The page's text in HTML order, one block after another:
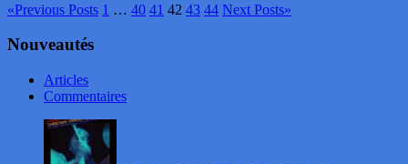
«Previous Posts 1 … 40 41 42 43 44 Next Posts»
Nouveautés
Articles
Commentaires